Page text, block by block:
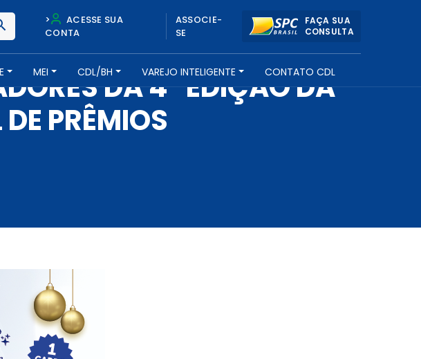
>
ACESSE SUA
CONTA
ASSOCIE-
SE
FAÇA SUA
CONSULTA
MEI CDL/BH VAREJO INTELIGENTE CONTATO CDL
DE 2019
DA 4º EDIÇÃO DA
PRÊMIOS